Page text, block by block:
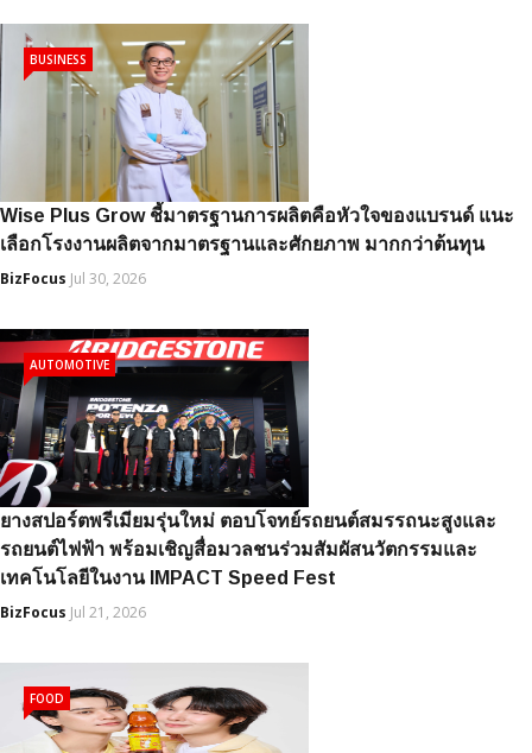
Wise Plus Grow ชี้มาตรฐานการผลิตคือหัวใจของแบรนด์ แนะ
เลือกโรงงานผลิตจากมาตรฐานและศักยภาพ มากกว่าต้นทุน
BizFocus Jul 30, 2026
BUSINESS
ยางสปอร์ตพรีเมียมรุ่นใหม่ ตอบโจทย์รถยนต์สมรรถนะสูงและ
รถยนต์ไฟฟ้า พร้อมเชิญสื่อมวลชนร่วมสัมผัสนวัตกรรมและ
เทคโนโลยีในงาน IMPACT Speed Fest
BizFocus Jul 21, 2026
AUTOMOTIVE
FOOD